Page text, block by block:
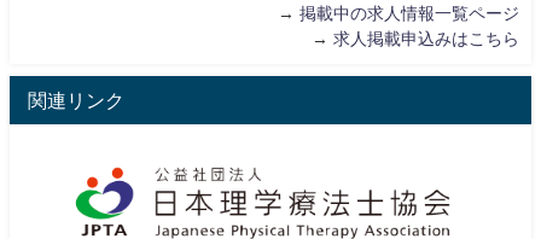
→ 掲載中の求人情報一覧ページ
→ 求人掲載申込みはこちら
関連リンク